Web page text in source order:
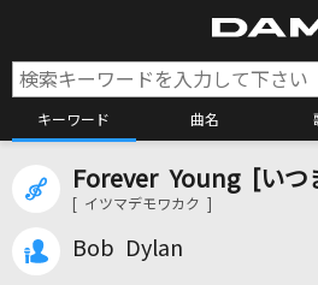
キーワード 曲名
カラオケ検
Forever Young [いつ
[ イツマデモワカク ]
Bob Dylan